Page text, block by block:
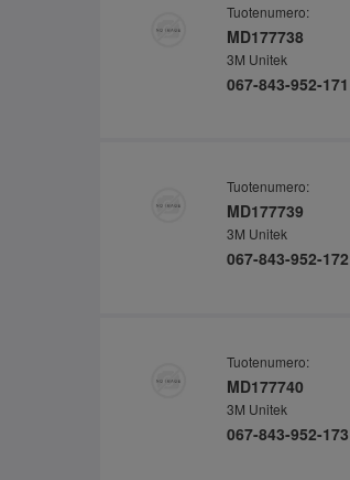
Tuotenumero:
MD177738
3M Unitek
067-843-952-171
Tuotenumero:
MD177739
3M Unitek
067-843-952-172
Tuotenumero:
MD177740
3M Unitek
067-843-952-173